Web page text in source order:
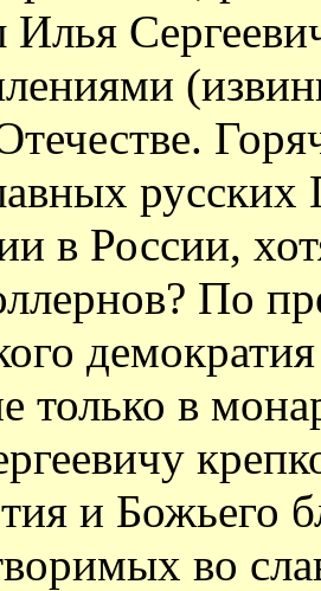
Илья
русских
в России,
По
только в
и Божьего
во